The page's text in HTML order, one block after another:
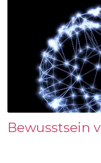
Bewusstsein